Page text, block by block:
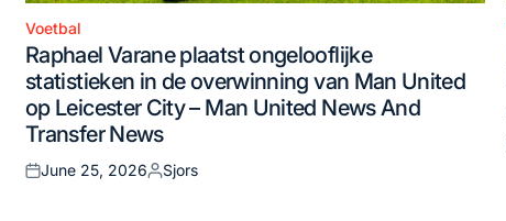
Posted
in
Voetbal
Raphael Varane plaatst ongelooflijke
statistieken in de overwinning van Man United
op Leicester City – Man United News And
Transfer News
Posted
June 25, 2026
Posted
Sjors